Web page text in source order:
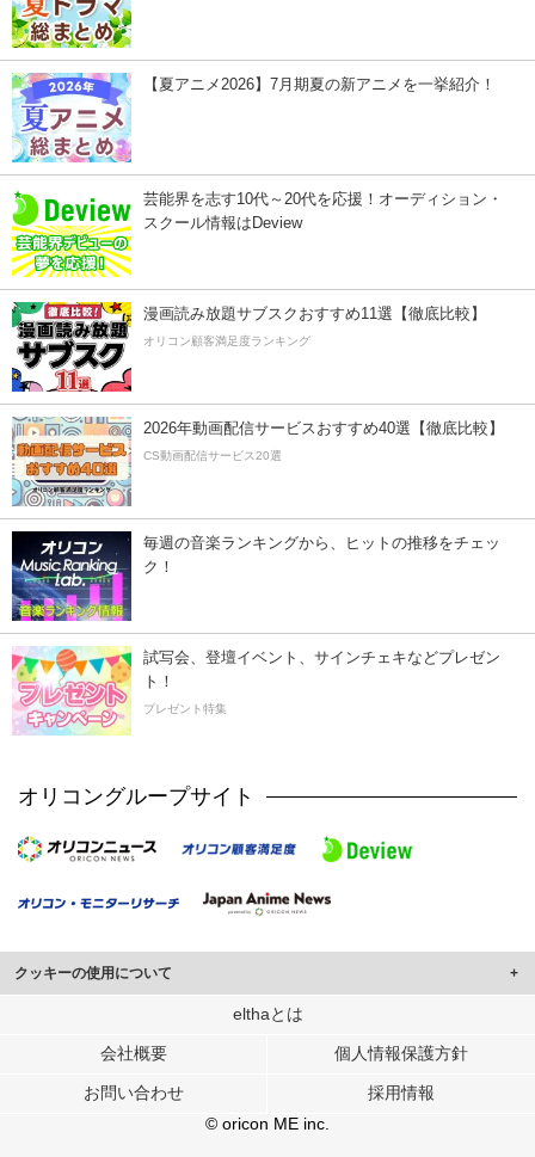
【夏アニメ2026】7月期夏の新アニメを一挙紹介！
芸能界を志す10代～20代を応援！オーディション・
スクール情報はDeview
漫画読み放題サブスクおすすめ11選【徹底比較】
オリコン顧客満足度ランキング
2026年動画配信サービスおすすめ40選【徹底比較】
CS動画配信サービス20選
毎週の音楽ランキングから、ヒットの推移をチェッ
ク！
試写会、登壇イベント、サインチェキなどプレゼン
ト！
プレゼント特集
オリコングループサイト
クッキーの使用について
このサイトでは Cookie を使用して、ユーザーに合わせたコンテンツや広告の
行っています。
メディアや広告配信、データ解析の各パートナーに提供しています。
各パートナーは、この情報とユーザーが各パートナーに提供した他の情報や、
ユーザーが各パートナーのサービスを使用したときに収集した他の情報を組み
elthaとは
会社概要 個人情報保護方針
お問い合わせ
採用情報
© oricon ME inc.